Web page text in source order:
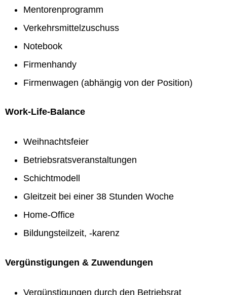
Mentorenprogramm
Verkehrsmittelzuschuss
Notebook
Firmenhandy
Firmenwagen (abhängig von der Position)
Work-Life-Balance
Weihnachtsfeier
Betriebsratsveranstaltungen
Schichtmodell
Gleitzeit bei einer 38 Stunden Woche
Home-Office
Bildungsteilzeit, -karenz
Vergünstigungen & Zuwendungen
Vergünstigungen durch den Betriebsrat